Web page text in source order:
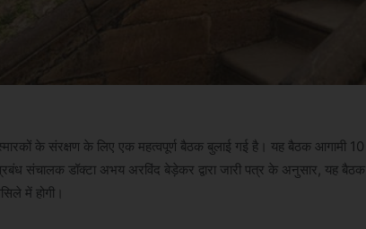
स्मारकों के संरक्षण के लिए एक महत्वपूर्ण बैठक बुलाई गई है। यह बैठक आगामी 10
संचालक डॉक्टा अभय अरविंद बेड़ेकर द्वारा जारी पत्र के अनुसार, यह बैठक
में होगी।